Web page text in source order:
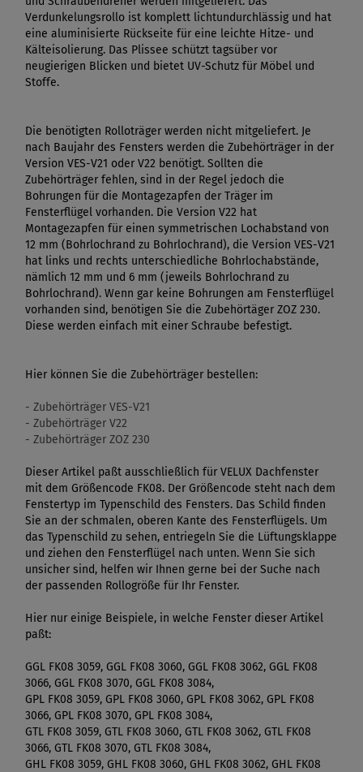
Verdunkelungsrollo ist komplett lichtundurchlässig und hat
eine aluminisierte Rückseite für eine leichte Hitze- und
Kälteisolierung. Das Plissee schützt tagsüber vor
neugierigen Blicken und bietet UV-Schutz für Möbel und
Stoffe.
Die benötigten Rolloträger werden nicht mitgeliefert. Je
nach Baujahr des Fensters werden die Zubehörträger in der
Version VES-V21 oder V22 benötigt. Sollten die
Zubehörträger fehlen, sind in der Regel jedoch die
Bohrungen für die Montagezapfen der Träger im
Fensterflügel vorhanden. Die Version V22 hat
Montagezapfen für einen symmetrischen Lochabstand von
12 mm (Bohrlochrand zu Bohrlochrand), die Version VES-V21
hat links und rechts unterschiedliche Bohrlochabstände,
nämlich 12 mm und 6 mm (jeweils Bohrlochrand zu
Bohrlochrand). Wenn gar keine Bohrungen am Fensterflügel
vorhanden sind, benötigen Sie die Zubehörtäger ZOZ 230.
Diese werden einfach mit einer Schraube befestigt.
Hier können Sie die Zubehörträger bestellen:
- Zubehörträger VES-V21
- Zubehörträger V22
- Zubehörträger ZOZ 230
Dieser Artikel paßt ausschließlich für VELUX Dachfenster
mit dem Größencode FK08. Der Größencode steht nach dem
Fenstertyp im Typenschild des Fensters. Das Schild finden
Sie an der schmalen, oberen Kante des Fensterflügels. Um
das Typenschild zu sehen, entriegeln Sie die Lüftungsklappe
und ziehen den Fensterflügel nach unten. Wenn Sie sich
unsicher sind, helfen wir Ihnen gerne bei der Suche nach
der passenden Rollogröße für Ihr Fenster.
Hier nur einige Beispiele, in welche Fenster dieser Artikel
paßt:
GGL FK08 3059, GGL FK08 3060, GGL FK08 3062, GGL FK08
3066, GGL FK08 3070, GGL FK08 3084,
GPL FK08 3059, GPL FK08 3060, GPL FK08 3062, GPL FK08
3066, GPL FK08 3070, GPL FK08 3084,
GTL FK08 3059, GTL FK08 3060, GTL FK08 3062, GTL FK08
3066, GTL FK08 3070, GTL FK08 3084,
GHL FK08 3059, GHL FK08 3060, GHL FK08 3062, GHL FK08